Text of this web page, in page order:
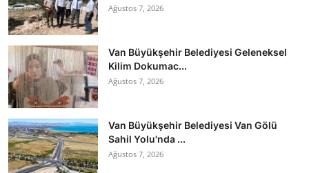
Ağustos 7, 2026
Van Büyükşehir Belediyesi Geleneksel
Kilim Dokumac...
Ağustos 7, 2026
Van Büyükşehir Belediyesi Van Gölü
Sahil Yolu'nda ...
Ağustos 7, 2026